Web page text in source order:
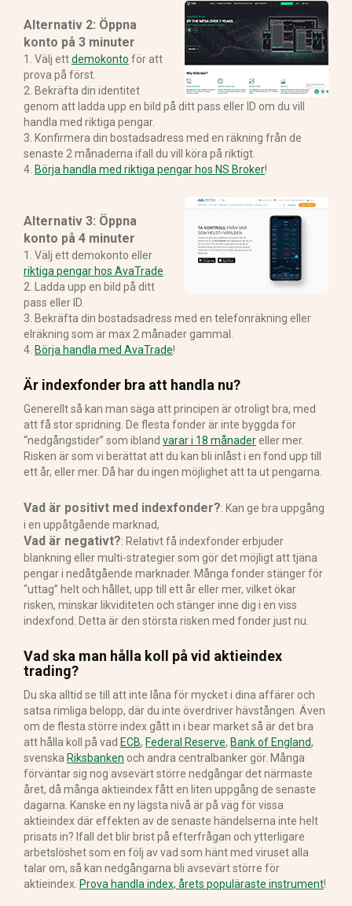
Alternativ 2: Öppna
konto på 3 minuter
1. Välj ettdemokonto för att
prova på först.
2. Bekräfta din identitet
genom att ladda upp en bild på ditt pass eller ID om du vill
handla med riktiga pengar.
3. Konfirmera din bostadsadress med en räkning från de
senaste 2 månaderna ifall du vill köra på riktigt.
4. Börja handla med riktiga pengar hos NS Broker!
Alternativ 3: Öppna
konto på 4 minuter
1. Välj ett demokonto eller
riktiga pengar hos AvaTrade
2. Ladda upp en bild på ditt
pass eller ID.
3. Bekräfta din bostadsadress med en telefonräkning eller
elräkning som är max 2 månader gammal.
4. Börja handla med AvaTrade!
Är indexfonder bra att handla nu?
Generellt så kan man säga att principen är otroligt bra, med
att få stor spridning. De flesta fonder är inte byggda för
“nedgångstider” som ibland varar i 18 månadereller mer.
Risken är som vi berättat att du kan bli inlåst i en fond upp till
ett år, eller mer. Då har du ingen möjlighet att ta ut pengarna.
Vad är positivt med indexfonder?: Kan ge bra uppgång
i en uppåtgående marknad,
Vad är negativt?: Relativt få indexfonder erbjuder
blankning eller multi-strategier som gör det möjligt att tjäna
pengar i nedåtgående marknader. Många fonder stänger för
“uttag” helt och hållet, upp till ett år eller mer, vilket ökar
risken, minskar likviditeten och stänger inne dig i en viss
indexfond. Detta är den största risken med fonder just nu.
Vad ska man hålla koll på vid aktieindex
trading?
Du ska alltid se till att inte låna för mycket i dina affärer och
satsa rimliga belopp, där du inte överdriver hävstången. Även
om de flesta större index gått in i bear market så är det bra
att hålla koll på vad ECB, Federal Reserve, Bank of England,
svenska Riksbanken och andra centralbanker gör. Många
förväntar sig nog avsevärt större nedgångar det närmaste
året, då många aktieindex fått en liten uppgång de senaste
dagarna. Kanske en ny lägsta nivå är på väg för vissa
aktieindex där effekten av de senaste händelserna inte helt
prisats in? Ifall det blir brist på efterfrågan och ytterligare
arbetslöshet som en följ av vad som hänt med viruset alla
talar om, så kan nedgångarna bli avsevärt större för
aktieindex. Prova handla index, årets populäraste instrument!